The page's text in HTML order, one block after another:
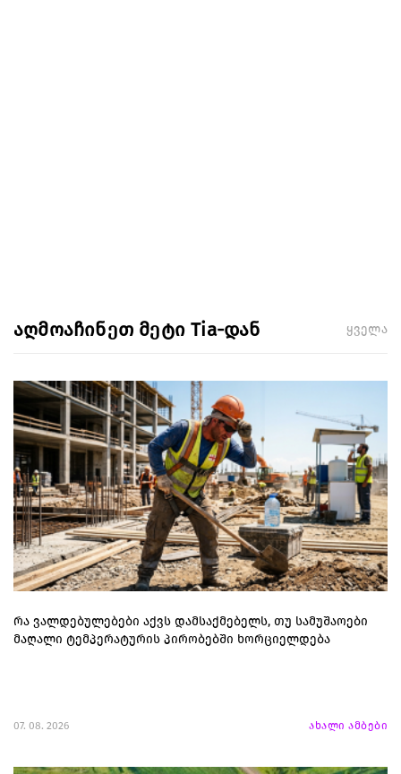
აღმოაჩინეთ მეტი Tia-დან ყველა
რა ვალდებულებები აქვს დამსაქმებელს, თუ სამუშაოები
მაღალი ტემპერატურის პირობებში ხორციელდება
07. 08. 2026 ახალი ამბები